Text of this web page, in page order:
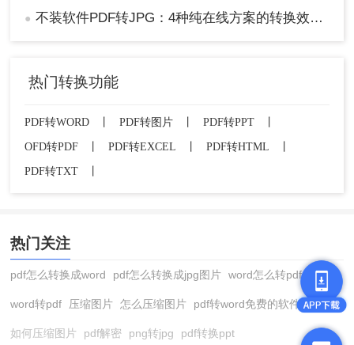
● 不装软件PDF转JPG：4种纯在线方案的转换效果和速度对比！
热门转换功能
PDF转WORD PDF转图片 PDF转PPT
OFD转PDF
PDF转EXCEL PDF转HTML
PDF转TXT
热门关注
pdf怎么转换成word pdf怎么转换成jpg图片 word怎么转pdf
word转pdf 压缩图片 怎么压缩图片 pdf转word免费的软件
如何压缩图片 pdf解密 png转jpg pdf转换ppt